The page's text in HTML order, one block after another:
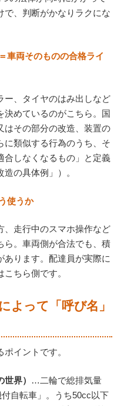
で、判断がかなりラクにな
車両そのものの合格ライ
ー、タイヤのはみ出しなど
決めているのがこちら。国
はその部分の改造、装置の
に類似する行為のうち、そ
合しなくなるもの」と定義
の具体例」）。
使うか
、走行中のスマホ操作など
ら。車両側が合法でも、積
あります。配達員が実際に
ちら側です。
よって「呼び名」
イントです。
界）
…二輪で総排気量
自転車」。うち50cc以下